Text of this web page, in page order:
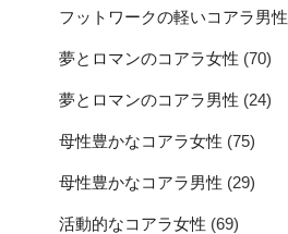
フットワークの軽いコアラ男性
夢とロマンのコアラ女性 (70)
夢とロマンのコアラ男性 (24)
母性豊かなコアラ女性 (75)
母性豊かなコアラ男性 (29)
活動的なコアラ女性 (69)